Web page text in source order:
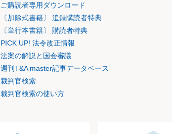
ご購読者専用ダウンロード
〔加除式書籍〕 追録購読者特典
〔単行本書籍〕 購読者特典
PICK UP! 法令改正情報
法案の解説と国会審議
週刊T&A master記事データベース
裁判官検索
裁判官検索の使い方